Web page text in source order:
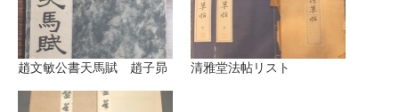
趙文敏公書天馬賦 趙子昴 清雅堂法帖リスト